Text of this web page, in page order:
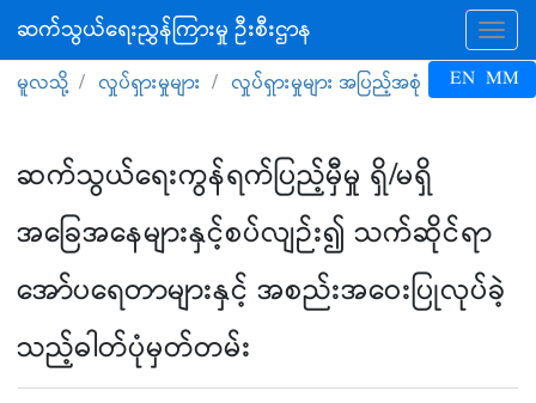
ဆက်သွယ်ရေးညွှန်ကြားမှု ဦးစီးဌာန
EN MM
မူလသို့ လှုပ်ရှားမှုများ လှုပ်ရှားမှုများ အပြည့်အစုံ
ဆက်သွယ်ရေးကွန်ရက်ပြည့်မှီမှု ရှိ/မရှိ
အခြေအနေများနှင့်စပ်လျဉ်း၍ သက်ဆိုင်ရာ
အော်ပရေတာများနှင့် အစည်းအဝေးပြုလုပ်ခဲ့
သည့်ဓါတ်ပုံမှတ်တမ်း